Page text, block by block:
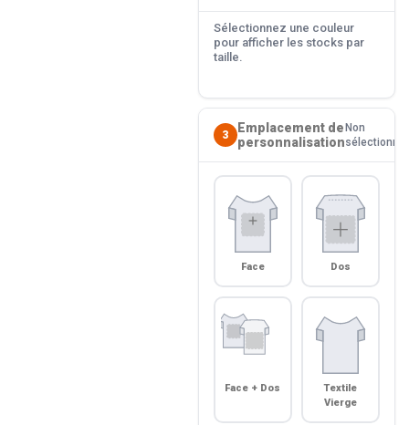
Sélectionnez une couleur
pour afficher les stocks par
taille.
3
Emplacement de
personnalisation
Non
sélectionné
Face Dos
Face + Dos
Textile
Vierge